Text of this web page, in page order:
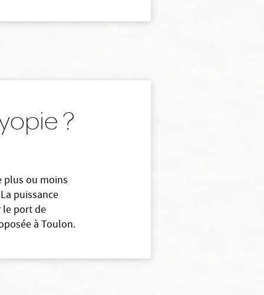
?
plus ou moins
puissance
port de
à Toulon.